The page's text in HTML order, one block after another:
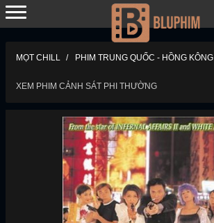
MỌT CHILL PHIM TRUNG QUỐC - HỒNG KÔNG
XEM PHIM CẢNH SÁT PHI THƯỜNG